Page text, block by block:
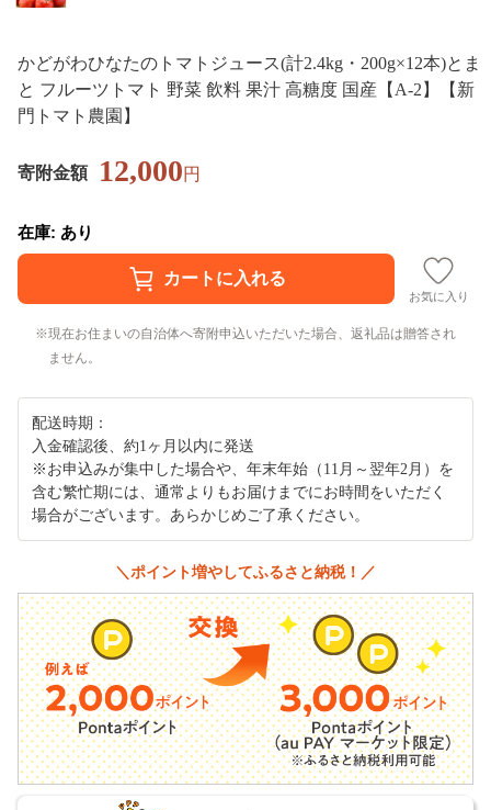
かどがわひなたのトマトジュース(計2.4kg・200g×12本)とま
と フルーツトマト 野菜 飲料 果汁 高糖度 国産【A-2】【新
門トマト農園】
寄附金額 12,000円
在庫: あり
お気に入り
現在お住まいの自治体へ寄附申込いただいた場合、返礼品は贈答され
ません。
配送時期：
入金確認後、約1ヶ月以内に発送
※お申込みが集中した場合や、年末年始（11月～翌年2月）を
含む繁忙期には、通常よりもお届けまでにお時間をいただく
場合がございます。あらかじめご了承ください。
＼ポイント増やしてふるさと納税！／